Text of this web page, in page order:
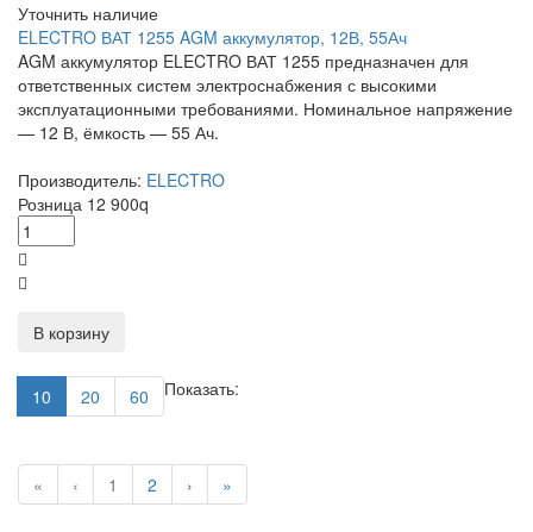
Уточнить наличие
ELECTRO ВАТ 1255 AGM аккумулятор, 12В, 55Ач
AGM аккумулятор ELECTRO ВАТ 1255 предназначен для
ответственных систем электроснабжения с высокими
эксплуатационными требованиями. Номинальное напряжение
— 12 В, ёмкость — 55 Ач.
Производитель: ELECTRO
Розница 12 900q
В корзину
Показать:
10 20 60
« ‹ 1 2 › »